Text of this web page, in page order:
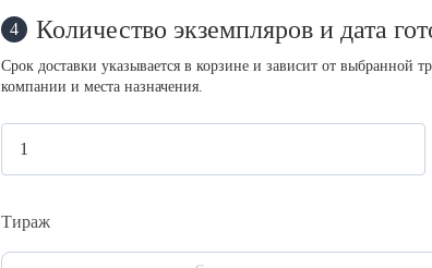
4 Количество экземпляров и дата
Срок доставки указывается в корзине и зависит от выбранной
компании и места назначения.
Тираж